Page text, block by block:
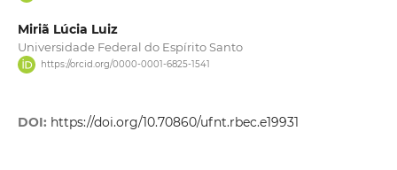
Miriã Lúcia Luiz
Universidade Federal do Espírito Santo
https://orcid.org/0000-0001-6825-1541
DOI: https://doi.org/10.70860/ufnt.rbec.e19931